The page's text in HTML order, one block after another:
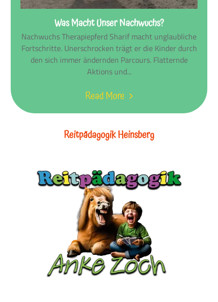
Was Macht Unser Nachwuchs?
Nachwuchs Therapiepferd Sharif macht unglaubliche
Fortschritte. Unerschrocken trägt er die Kinder durch
den sich immer ändernden Parcours. Flatternde
Aktions und...
Read More
Reitpädagogik Heinsberg